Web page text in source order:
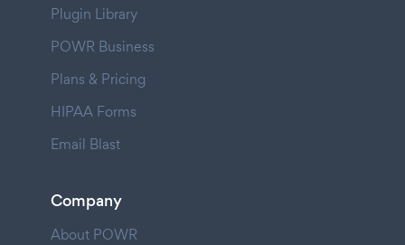
Plugin Library
POWR Business
Plans & Pricing
HIPAA Forms
Email Blast
Company
About POWR